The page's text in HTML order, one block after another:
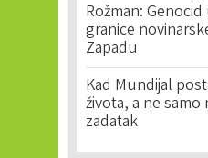
Rožman:
granice
Zapadu
Kad Mundijal
života, a ne samo
zadatak